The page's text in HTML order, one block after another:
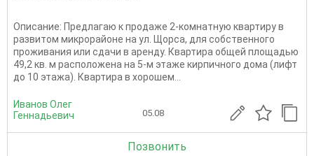
Описание: Предлагаю к продаже 2-комнатную квартиру в
развитом микрорайоне на ул. Щорса, для собственного
проживания или сдачи в аренду. Квартира общей площадью
49,2 кв. м расположена на 5-м этаже кирпичного дома (лифт
до 10 этажа). Квартира в хорошем...
Иванов Олег
Геннадьевич
05.08
Позвонить